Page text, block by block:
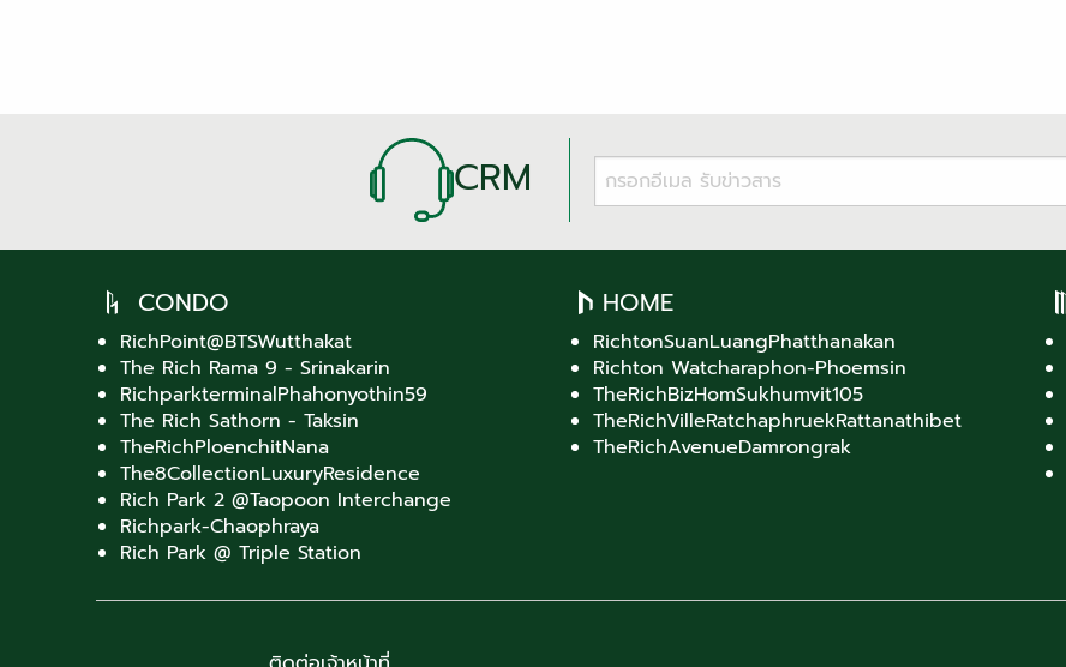
CRM
CONDO
RichPoint@BTSWutthakat
The Rich Rama 9 - Srinakarin
RichparkterminalPhahonyothin59
The Rich Sathorn - Taksin
TheRichPloenchitNana
The8CollectionLuxuryResidence
Rich Park 2 @Taopoon Interchange
Richpark-Chaophraya
Rich Park @ Triple Station
HOME
RichtonSuanLuangPhatthanakan
Richton Watcharaphon-Phoemsin
TheRichBizHomSukhumvit105
TheRichVilleRatchaphruekRattanathibet
TheRichAvenueDamrongrak